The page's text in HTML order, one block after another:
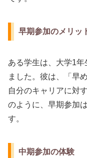
早期参加のメリッ
ある学生は、大学1
ました。彼は、「早
自分のキャリアに対
のように、早期参加
す。
中期参加の体験